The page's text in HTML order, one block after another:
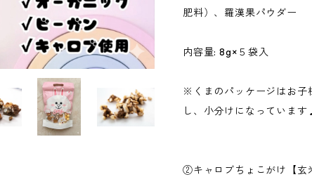
肥料）、羅漢果パウダー
内容量: 8g×５袋入
※くまのパッケージはお子
し、小分けになっていま
②キャロブちょこがけ【玄